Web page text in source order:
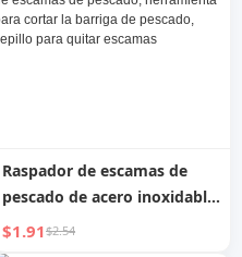
Hogar
Raspador de escamas de
pescado de acero inoxidable
con mango redondo,
herramienta multifuncional
$1.91$2.54